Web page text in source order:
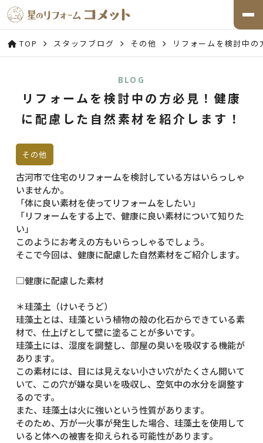
TOP スタッフブログ その他 リフォームを検討中
BLOG
リフォームを検討中の方必見！健康
に配慮した自然素材を紹介します！
その他
古河市で住宅のリフォームを検討している方はいらっしゃ
いませんか。
「体に良い素材を使ってリフォームをしたい」
「リフォームをする上で、健康に良い素材について知りた
い」
このようにお考えの方もいらっしゃるでしょう。
そこで今回は、健康に配慮した自然素材をご紹介します。
□健康に配慮した素材
＊珪藻土（けいそうど）
珪藻土とは、珪藻という植物の殻の化石からできている素
材で、仕上げとして壁に塗ることが多いです。
珪藻土には、湿度を調整し、部屋の臭いを吸収する機能が
あります。
この素材には、目には見えない小さい穴がたくさん開いて
いて、この穴が嫌な臭いを吸収し、空気中の水分を調整す
るのです。
また、珪藻土は火に強いという性質があります。
そのため、万が一火事が発生した場合、珪藻土を使用して
いると体への被害を抑えられる可能性があります。